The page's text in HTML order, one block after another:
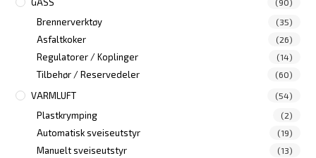
(90)
Brennerverktøy (35)
Asfaltkoker (26)
Regulatorer / Koplinger (14)
Tilbehør / Reservedeler (60)
VARMLUFT (54)
Plastkrymping (2)
Automatisk sveiseutstyr (19)
Manuelt sveiseutstyr (13)